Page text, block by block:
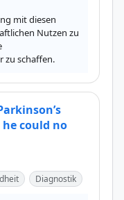
mit diesen
Nutzen zu
zu schaffen.
could no
Diagnostik